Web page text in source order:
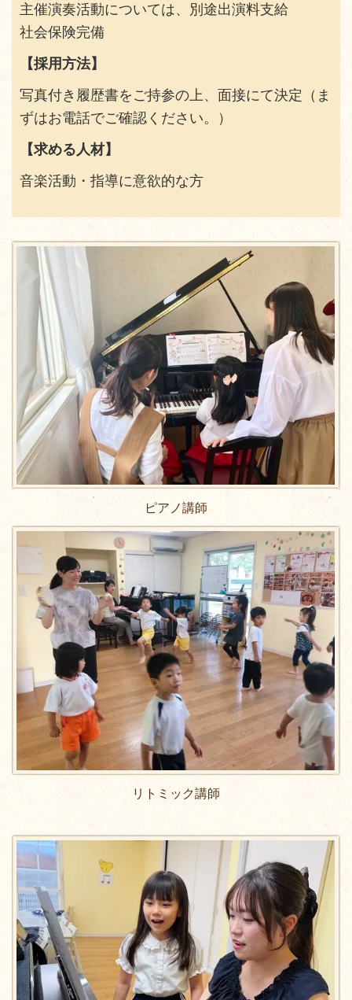
主催演奏活動については、別途出演料支給
社会保険完備
【採用方法】
写真付き履歴書をご持参の上、面接にて決定（ま
ずはお電話でご確認ください。）
【求める人材】
音楽活動・指導に意欲的な方
ピアノ講師
リトミック講師